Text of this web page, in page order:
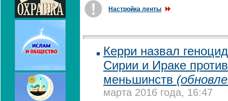
Настройка ленты
Керри назвал
Сирии и Ираке
меньшинств
марта 2016 года, 16:47